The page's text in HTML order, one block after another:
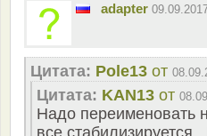
adapter
Цитата: Pole13 от
Цитата: KAN13 от
Надо переименовать